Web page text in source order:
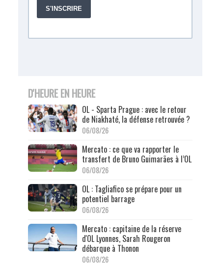
D'HEURE EN HEURE
OL - Sparta Prague : avec le retour
de Niakhaté, la défense retrouvée ?
06/08/26
Mercato : ce que va rapporter le
transfert de Bruno Guimarães à l’OL
06/08/26
OL : Tagliafico se prépare pour un
potentiel barrage
06/08/26
Mercato : capitaine de la réserve
d'OL Lyonnes, Sarah Rougeron
débarque à Thonon
06/08/26